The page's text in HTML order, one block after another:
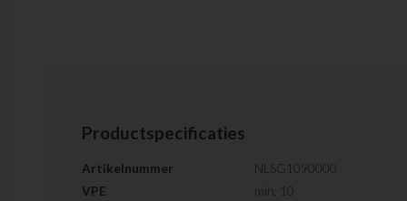
Productspecificaties
Artikelnummer
NLSG1090000
VPE
min. 10